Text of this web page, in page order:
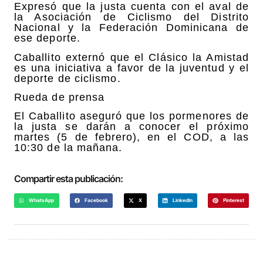
Expresó que la justa cuenta con el aval de
la Asociación de Ciclismo del Distrito
Nacional y la Federación Dominicana de
ese deporte.
Caballito externó que el Clásico la Amistad
es una iniciativa a favor de la juventud y el
deporte de ciclismo.
Rueda de prensa
El Caballito aseguró que los pormenores de
la justa se darán a conocer el próximo
martes (5 de febrero), en el COD, a las
10:30 de la mañana.
Compartir esta publicación:
WhatsApp Facebook X LinkedIn Pinterest